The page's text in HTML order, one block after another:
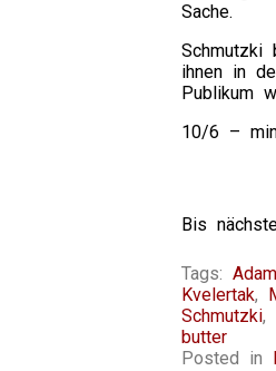
are
not
provided.
opening,
community,
fish,
country,
name,
staff,
Sache.
Schmutzki
ihnen in
Publikum
10/6 –
Bis
Tags:
Kvelertak,
Schmutzki,
butter
Posted in